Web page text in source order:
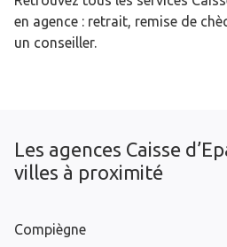
en agence : retrait, remise de
un conseiller.
Les agences Caisse
villes à proximité
Compiègne